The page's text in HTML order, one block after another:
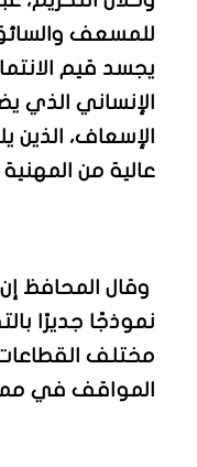
للمسعف
يجسد قيم
الإنساني الذي
الإسعاف، الذين
عالية من
وقال المحافظ
نموذجًا جديرًا
مختلف
المواقف في